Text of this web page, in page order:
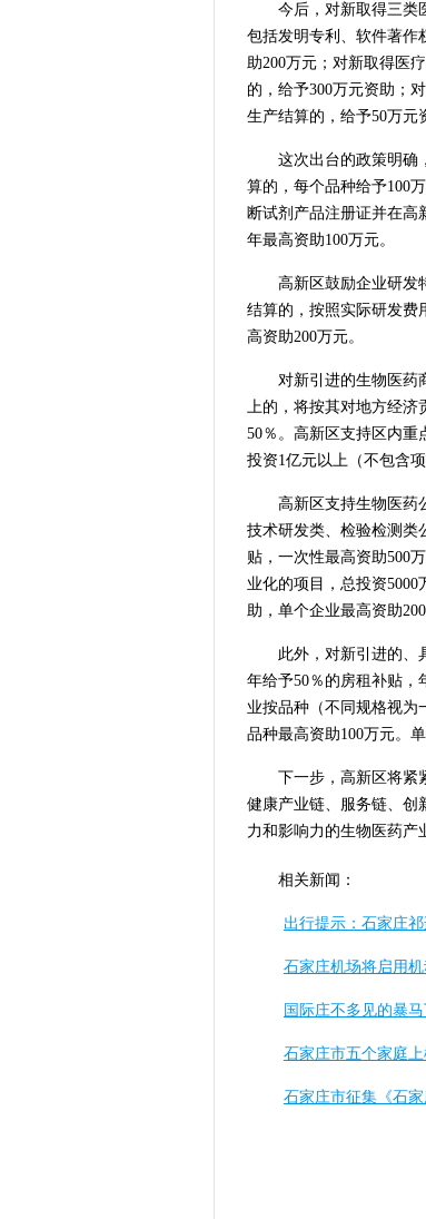
今后，对新取得三类
包括发明专利、软件著作
助200万元；对新取得医
的，给予300万元资助；
生产结算的，给予50万元
这次出台的政策明确
算的，每个品种给予100
断试剂产品注册证并在高
年最高资助100万元。
高新区鼓励企业研发
结算的，按照实际研发费
高资助200万元。
对新引进的生物医药
上的，将按其对地方经济
50％。高新区支持区内重
投资1亿元以上（不包含
高新区支持生物医药
技术研发类、检验检测类
贴，一次性最高资助500
业化的项目，总投资
助，单个企业最高资助
此外，对新引进的、
年给予50％的房租补贴，
业按品种（不同规格视为
品种最高资助100万元。
下一步，高新区将紧
健康产业链、服务链、创
力和影响力的生物医药产
相关新闻：
出行提示：石家庄
石家庄机场将启用
国际庄不多见的暴
石家庄市五个家庭
石家庄市征集《石